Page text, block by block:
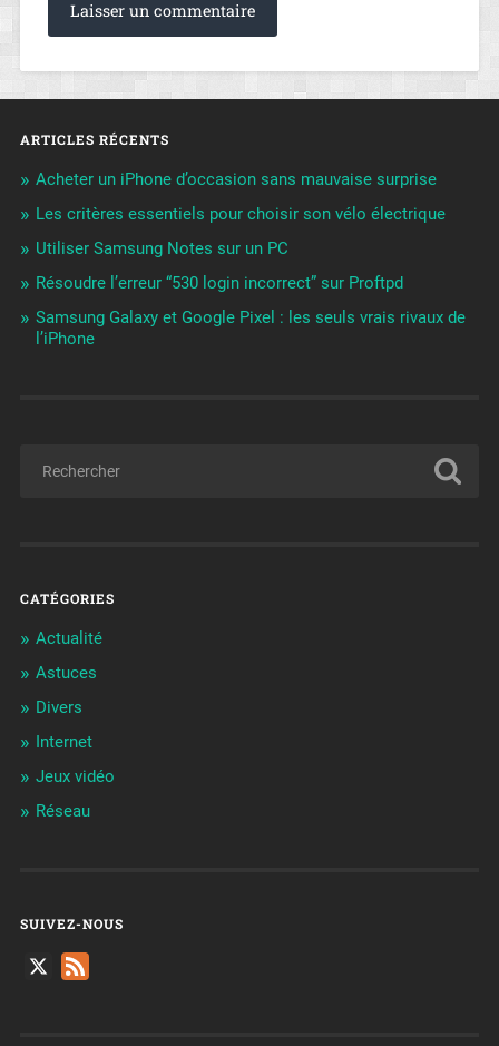
ARTICLES RÉCENTS
Acheter un iPhone d’occasion sans mauvaise surprise
Les critères essentiels pour choisir son vélo électrique
Utiliser Samsung Notes sur un PC
Résoudre l’erreur “530 login incorrect” sur Proftpd
Samsung Galaxy et Google Pixel : les seuls vrais rivaux de
l’iPhone
CATÉGORIES
Actualité
Astuces
Divers
Internet
Jeux vidéo
Réseau
SUIVEZ-NOUS